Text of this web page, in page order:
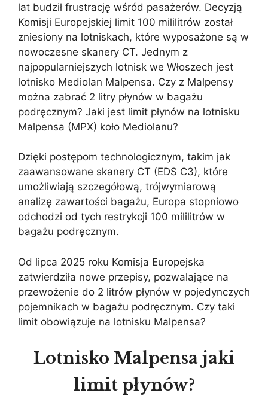
lat budził frustrację wśród pasażerów. Decyzją
Komisji Europejskiej limit 100 mililitrów został
zniesiony na lotniskach, które wyposażone są w
nowoczesne skanery CT. Jednym z
najpopularniejszych lotnisk we Włoszech jest
lotnisko Mediolan Malpensa. Czy z Malpensy
można zabrać 2 litry płynów w bagażu
podręcznym? Jaki jest limit płynów na lotnisku
Malpensa (MPX) koło Mediolanu?
Dzięki postępom technologicznym, takim jak
zaawansowane skanery CT (EDS C3), które
umożliwiają szczegółową, trójwymiarową
analizę zawartości bagażu, Europa stopniowo
odchodzi od tych restrykcji 100 mililitrów w
bagażu podręcznym.
Od lipca 2025 roku Komisja Europejska
zatwierdziła nowe przepisy, pozwalające na
przewożenie do 2 litrów płynów w pojedynczych
pojemnikach w bagażu podręcznym. Czy taki
limit obowiązuje na lotnisku Malpensa?
Lotnisko Malpensa jaki
limit płynów?